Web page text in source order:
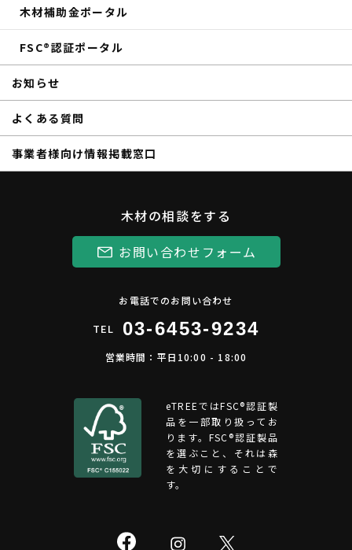
その他のイベントレポート
木材補助金ポータル
FSC®認証ポータル
お知らせ
よくある質問
事業者様向け情報掲載窓口
木材の相談をする
お問い合わせフォーム
お電話でのお問い合わせ
TEL 03-6453-9234
営業時間：平日10:00 - 18:00
eTREEではFSC®︎認証製
品を一部取り扱ってお
ります。FSC®認証製品
を選ぶこと、それは森
を大切にすることで
す。